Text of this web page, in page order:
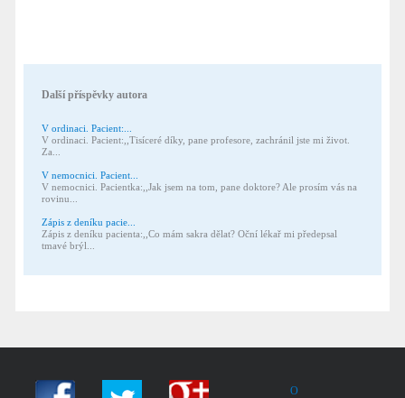
Další příspěvky autora
V ordinaci. Pacient:...
V ordinaci. Pacient:,,Tisíceré díky, pane profesore, zachránil jste mi život.
Za...
V nemocnici. Pacient...
V nemocnici. Pacientka:,,Jak jsem na tom, pane doktore? Ale prosím vás na
rovinu...
Zápis z deníku pacie...
Zápis z deníku pacienta:,,Co mám sakra dělat? Oční lékař mi předepsal
tmavé brýl...
O